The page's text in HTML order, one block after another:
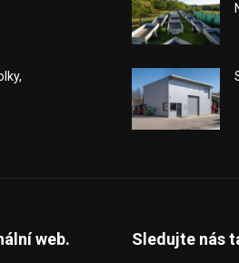
web. Sledujte nás